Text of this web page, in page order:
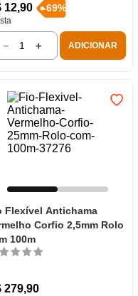
12,90 -69%
＋
－ ADICIONAR
Flexível Antichama
Corfio 2,5mm Rolo
100m
279,90